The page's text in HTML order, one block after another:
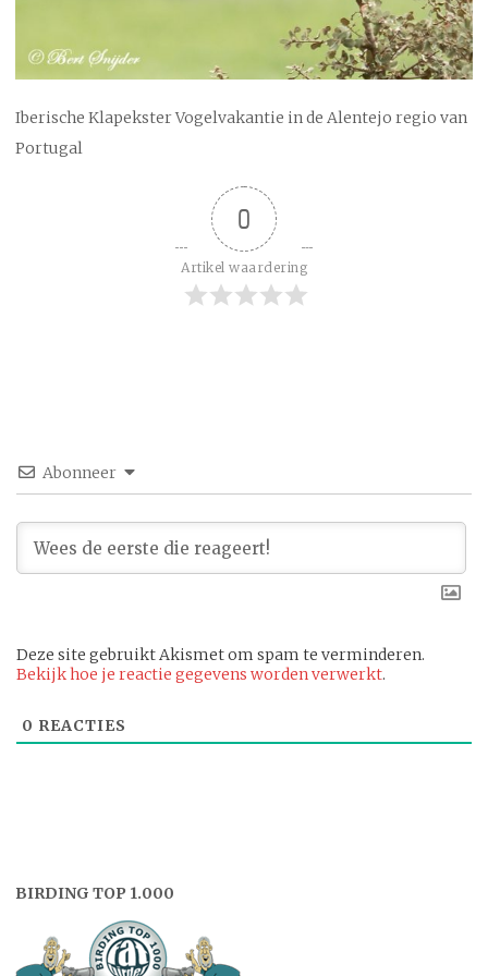
Iberische Klapekster Vogelvakantie in de Alentejo regio van
Portugal
0
Artikel waardering
Abonneer
Deze site gebruikt Akismet om spam te verminderen.
Bekijk hoe je reactie gegevens worden verwerkt.
0 REACTIES
BIRDING TOP 1.000